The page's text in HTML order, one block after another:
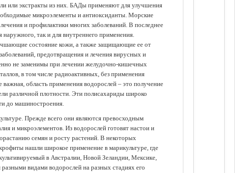
или экстракты из них. БАДы применяют для улучшения
микроэлементы и антиоксиданты. Морские
и профилактики многих заболеваний. В последнее
так и для внутреннего применения.
состояние кожи, а также защищающие ее от
предотвращения и лечения вирусных и
не заменимы при лечении желудочно-кишечных
в том числе радиоактивных, без применения
область применения водорослей – это получение
различной плотности. Эти полисахариды широко
до машиностроения.
Прежде всего они являются превосходным
и микроэлементов. Из водорослей готовят настои и
семян и росту растений. В некоторых
нашли широкое применение в марикультуре, где
в Австралии, Новой Зеландии, Мексике,
видами водорослей на разных стадиях его